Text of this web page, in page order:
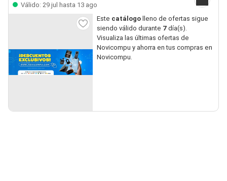
Válido: 29 jul hasta 13 ago
Este catálogo lleno de ofertas sigue
siendo válido durante 7día(s).
Visualiza las últimas ofertas de
Novicompu y ahorra en tus compras en
Novicompu.